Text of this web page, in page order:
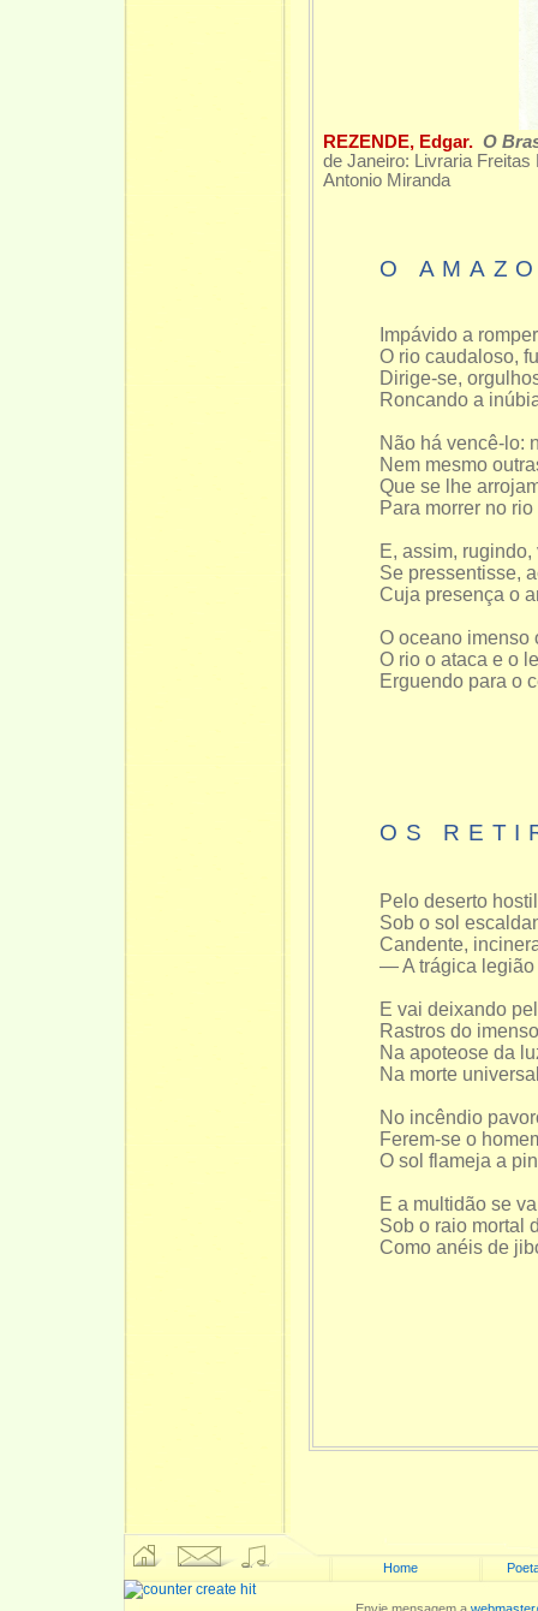
REZENDE, Edgar. O
de Janeiro: Livraria
Antonio Miranda
O
Impávido a
O rio caudaloso,
Dirige-se,
Roncando a
Não há vencê-lo:
Nem mesmo
Que se lhe
Para morrer no
E, assim,
Se pressentisse,
Cuja presença o
O oceano imenso
O rio o ataca e o
Erguendo para o
OS
Pelo deserto
Sob o sol
Candente,
— A trágica legião
E vai deixando
Rastros do
Na apoteose da
Na morte
No incêndio
Ferem-se o
O sol flameja a
E a multidão se
Sob o raio mortal
Como anéis de
Home